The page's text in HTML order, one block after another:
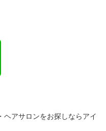
ヘアサロンをお探しならアイ